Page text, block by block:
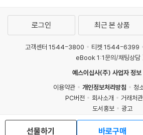
선물하기 바로구매
로그인 최근 본 상품
고객센터 1544-3800 티켓 1544-6399
eBook 1:1문의/채팅상담
예스이십사(주) 사업자 정보
이용약관
개인정보처리방침
청
PC버전
회사소개
거래처
도서홍보
광고
Copyright © YES24 Corp. All
MATOM1